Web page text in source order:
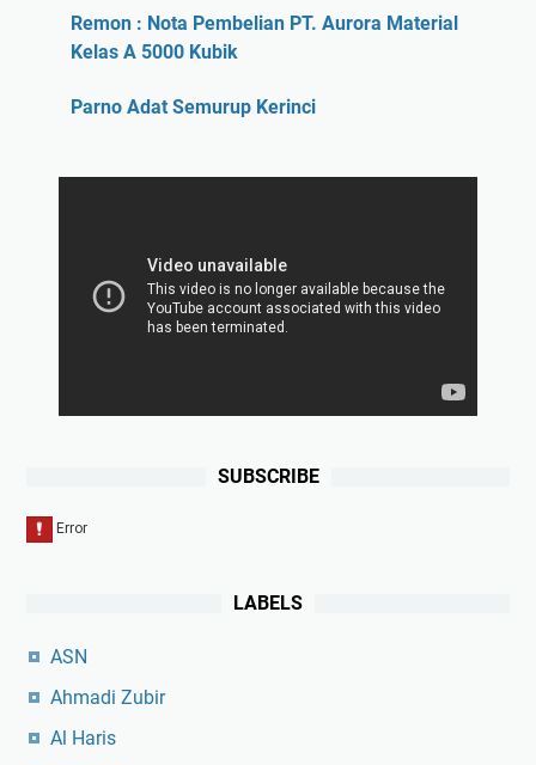
Remon : Nota Pembelian PT. Aurora Material
Kelas A 5000 Kubik
Parno Adat Semurup Kerinci
SUBSCRIBE
LABELS
ASN
Ahmadi Zubir
Al Haris